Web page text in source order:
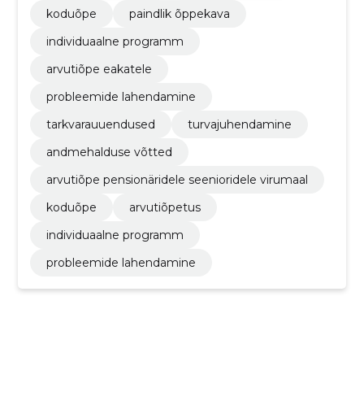
koduõpe
paindlik õppekava
individuaalne programm
arvutiõpe eakatele
probleemide lahendamine
tarkvarauuendused
turvajuhendamine
andmehalduse võtted
arvutiõpe pensionäridele seenioridele virumaal
koduõpe
arvutiõpetus
individuaalne programm
probleemide lahendamine